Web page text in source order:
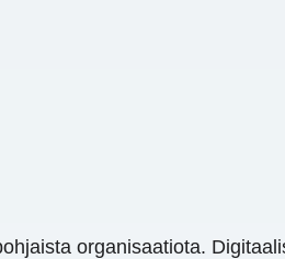
organisaatiota.